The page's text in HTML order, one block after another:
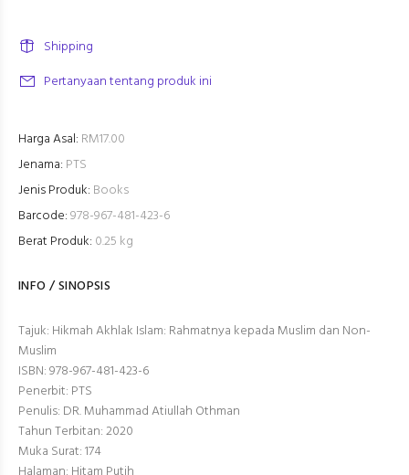
Shipping
Pertanyaan tentang produk ini
Harga Asal: RM17.00
Jenama: PTS
Jenis Produk: Books
Barcode:978-967-481-423-6
Berat Produk: 0.25 kg
INFO / SINOPSIS
Tajuk: Hikmah Akhlak Islam: Rahmatnya kepada Muslim dan Non-
Muslim
ISBN: 978-967-481-423-6
Penerbit: PTS
Penulis: DR. Muhammad Atiullah Othman
Tahun Terbitan: 2020
Muka Surat: 174